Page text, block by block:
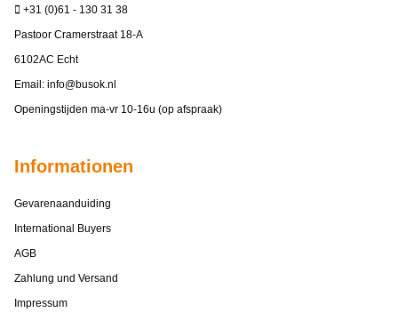
+31 (0)61 - 130 31 38
Pastoor Cramerstraat 18-A
6102AC Echt
Email: info@busok.nl
Openingstijden ma-vr 10-16u (op afspraak)
Informationen
Gevarenaanduiding
International Buyers
AGB
Zahlung und Versand
Impressum